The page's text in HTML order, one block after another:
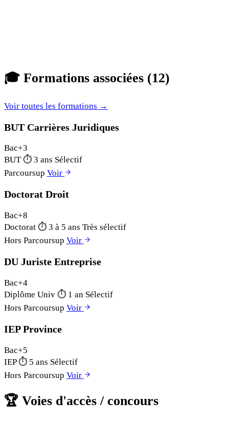
🎓 Formations associées (12)
Voir toutes les formations →
BUT Carrières Juridiques
Bac+3
BUT ⏱ 3 ans Sélectif
Parcoursup Voir
Doctorat Droit
Bac+8
Doctorat ⏱ 3 à 5 ans Très sélectif
Hors Parcoursup Voir
DU Juriste Entreprise
Bac+4
Diplôme Univ ⏱ 1 an Sélectif
Hors Parcoursup Voir
IEP Province
Bac+5
IEP ⏱ 5 ans Sélectif
Hors Parcoursup Voir
🏆 Voies d'accès / concours